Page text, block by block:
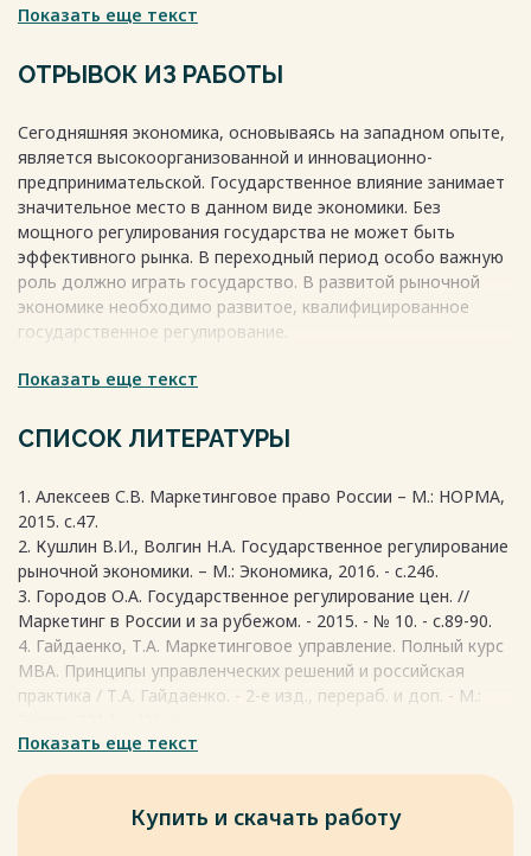
политики в РФ…………18
маркетинг агропромышленного комплекса в
ЗАКЛЮЧЕНИЕ…………………………………………………………………..26
СПИСОК ИСПОЛЬЗОВАННЫХ
ИСТОЧНИКОВ…………………………..27
Весь текст будет доступен после покупки
Цель данной работы - определить маркетинг как объект
и экономические аспекты регулирования маркетинговой
маркетинга, основные положения маркетингового права,
правовое регулирование маркетинговых коммуникаций,
товарной политики, каналов товародвижения и
конкуренции как фактора маркетинговой среды. Также мы
изучим государственное регулирование и государственный
маркетинг в промышленной политике, агропромышленном
комплексе и на рынке труда в России.
Весь текст будет доступен после покупки
Показать еще текст
ОТРЫВОК ИЗ РАБОТЫ
Сегодняшняя экономика, основываясь на западном опыте,
является высокоорганизованной и инновационно-
предпринимательской. Государственное влияние занимает
значительное место в данном виде экономики. Без
мощного регулирования государства не может быть
эффективного рынка. В переходный период особо важную
роль должно играть государство. В развитой рыночной
экономике необходимо развитое, квалифицированное
государственное регулирование.
Главные функции, которые выполняет государственное
- Правовое обеспечение экономической деятельности.
здравоохранение, наука, образование, культура,
коммуникации, дороги и другие).
- Сокращение трансакционных издержек.
- Антимонопольное регулирование.
- Поддержка малого и среднего бизнеса.
- Оптимизация влияния экстерналий (например: загрязнения
окружающей среды).
- Перераспределение доходов в обществе.
- Поддержка оптимального уровня занятости.
арене.
Формы регулирования экономики, которые применяет
государство в рыночных условиях:
Показать еще текст
СПИСОК ЛИТЕРАТУРЫ
1. Алексеев С.В. Маркетинговое право России – М.: НОРМА,
2015. c.47.
2. Кушлин В.И., Волгин Н.А. Государственное регулирование
рыночной экономики. – М.: Экономика, 2016. - c.246.
3. Городов О.А. Государственное регулирование цен. //
Маркетинг в России и за рубежом. - 2015. - № 10. - с.89-90.
4. Гайдаенко, Т.А. Маркетинговое управление. Полный курс
МВА. Принципы управленческих решений и российская
практика / Т.А. Гайдаенко. - 2-е изд., перераб. и доп. - М.:
5. Голубков, Е.П. Основы маркетинга: Учебник / Е.П.
Голубков. - 3-е изд., перераб. и доп. - М.: Финпресс, 2013. -
704 с.
6. Комментарий к Гражданскому кодексу РФ часть вторая /
Показать еще текст
Купить и скачать работу